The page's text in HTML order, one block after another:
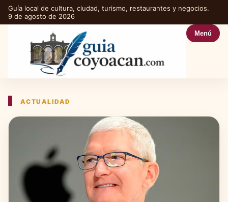
Guía local de cultura, ciudad, turismo, restaurantes y negocios.
9 de agosto de 2026
Menú
ACTUALIDAD